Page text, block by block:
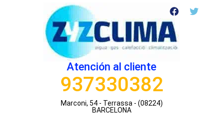
F
a
c
e
b
o
T
w
Atención al cliente
937330382
Marconi, 54 - Terrassa - (08224)
BARCELONA